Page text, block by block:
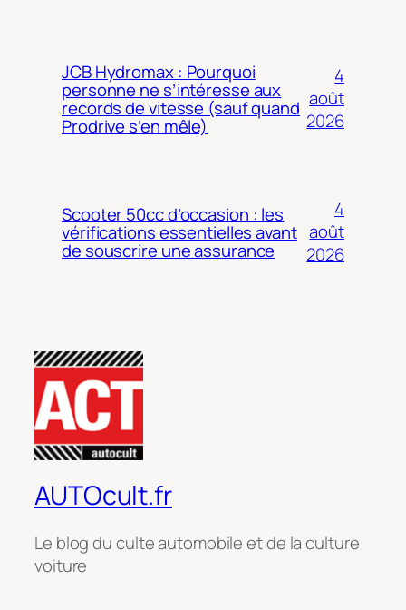
JCB Hydromax : Pourquoi
personne ne s’intéresse aux
records de vitesse (sauf quand
Prodrive s’en mêle)
4
août
2026
Scooter 50cc d’occasion : les
vérifications essentielles avant
de souscrire une assurance
4
août
2026
AUTOcult.fr
Le blog du culte automobile et de la culture
voiture